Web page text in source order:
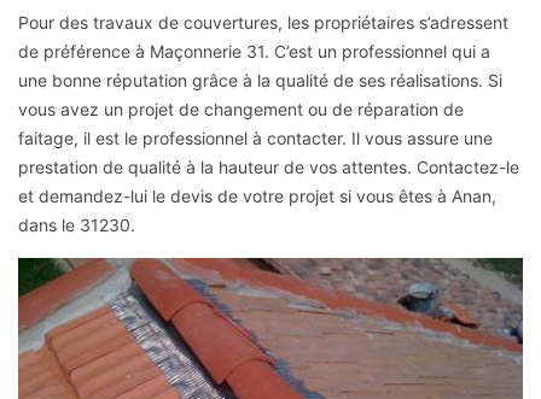
Pour des travaux de couvertures, les propriétaires s’adressent
de préférence à Maçonnerie 31. C’est un professionnel qui a
une bonne réputation grâce à la qualité de ses réalisations. Si
vous avez un projet de changement ou de réparation de
faitage, il est le professionnel à contacter. Il vous assure une
prestation de qualité à la hauteur de vos attentes. Contactez-le
et demandez-lui le devis de votre projet si vous êtes à Anan,
dans le 31230.